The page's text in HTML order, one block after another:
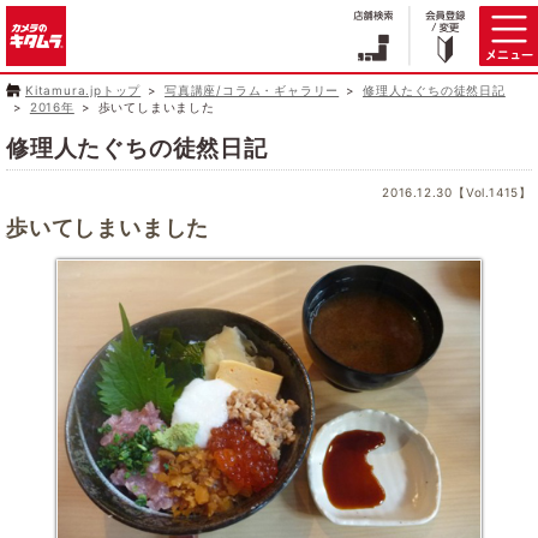
Kitamura.jpトップ 写真講座/コラム・ギャラリー
修理人たぐちの徒然日記
2016年
歩いてしまいました
修理人たぐちの徒然日記
2016.12.30【Vol.1415】
歩いてしまいました